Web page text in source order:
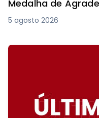
Medalha de
5 agosto 2026